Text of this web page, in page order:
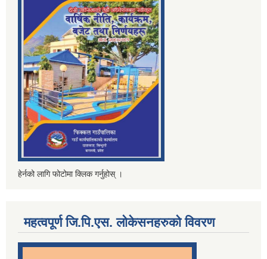
हेर्नको लागि फोटोमा क्लिक गर्नुहोस् ।
महत्वपूर्ण जि.पि.एस. लोकेसनहरुको विवरण